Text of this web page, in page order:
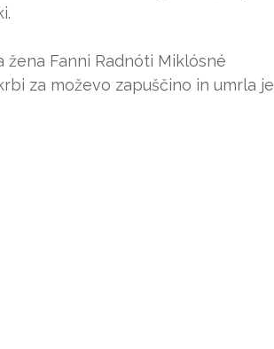
žena Fanni Radnóti Miklósné
za moževo zapuščino in umrla je